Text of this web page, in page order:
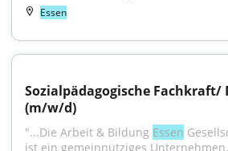
Essen
Sozialpädagogische Fachkraft/
(m/w/d)
"...Die Arbeit & Bildung Essen
ist ein gemeinnütziges